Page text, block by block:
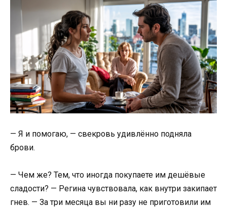
— Я и помогаю, — свекровь удивлённо подняла
брови.
— Чем же? Тем, что иногда покупаете им дешёвые
сладости? — Регина чувствовала, как внутри закипает
гнев. — За три месяца вы ни разу не приготовили им